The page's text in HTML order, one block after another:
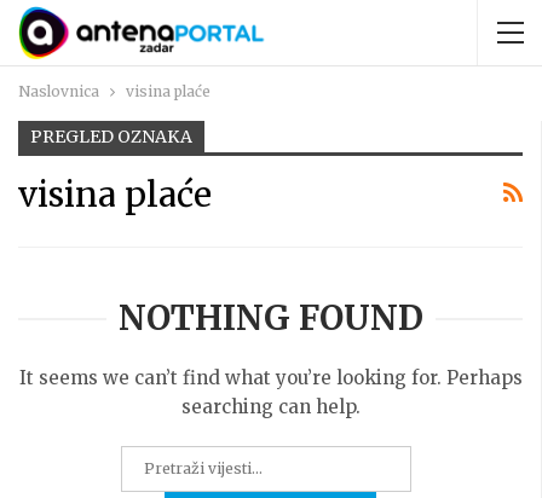
Naslovnica visina plaće
PREGLED OZNAKA
visina plaće
NOTHING FOUND
It seems we can’t find what you’re looking for. Perhaps
searching can help.